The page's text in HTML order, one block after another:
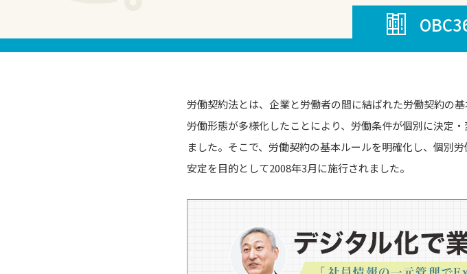
労働契約法とは、企業と労働者の間に結ばれた労働契約の
労働形態が多様化したことにより、労働条件が個別に決定
ました。そこで、労働契約の基本ルールを明確化し、個別
安定を目的として2008年3月に施行されました。